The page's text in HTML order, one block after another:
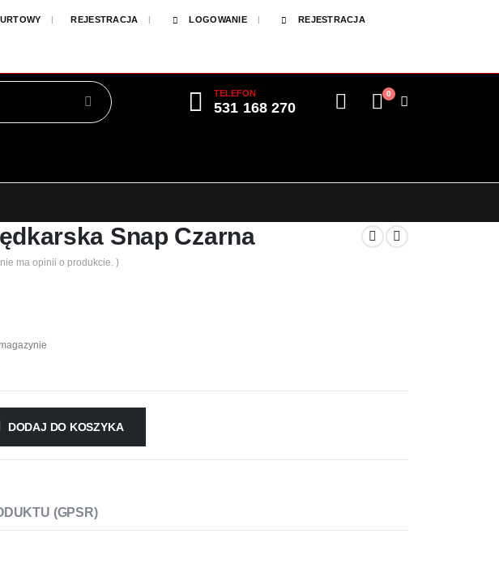
REJESTRACJA LOGOWANIE REJESTRACJA
TELEFON
531 168 270
0
Snap Czarna
ma opinii o produkcie. )
DODAJ DO KOSZYKA
(GPSR)